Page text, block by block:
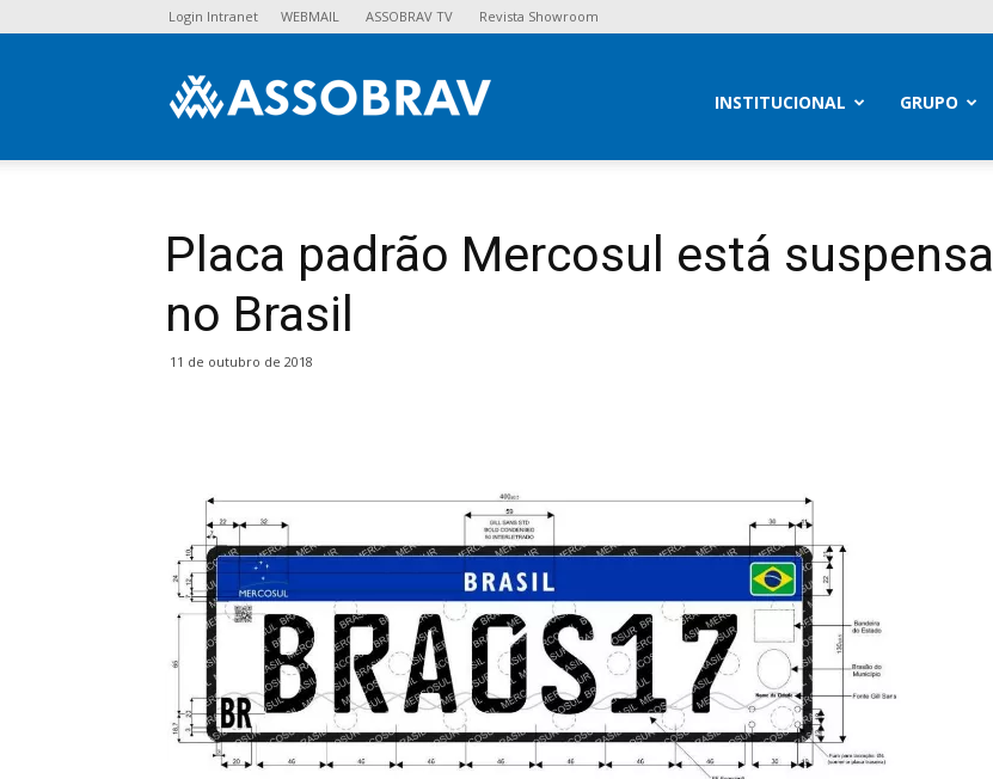
Login Intranet WEBMAIL ASSOBRAV TV Revista Showroom
INSTITUCIONAL GRUPO
Placa padrão Mercosul está suspensa
no Brasil
11 de outubro de 2018